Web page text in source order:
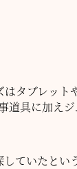
タブレッ
具に加え
ていたとい